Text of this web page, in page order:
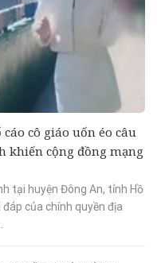
cô giáo uốn éo câu
khiến cộng đồng mạng
tại huyện Đông An, tỉnh Hồ
của chính quyền địa